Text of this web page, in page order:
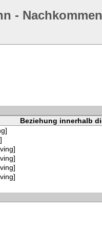
-
Beziehung innerhalb